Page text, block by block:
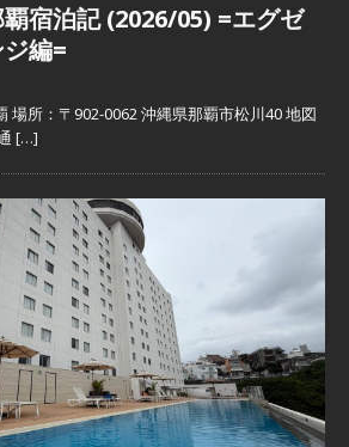
宿泊記 (2026/05) =エグゼ
編=
場所：〒902-0062 沖縄県那覇市松川40 地図
[…]